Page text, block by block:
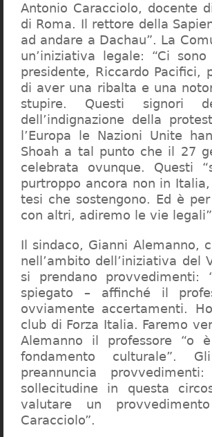
Antonio Caracciolo, docente
di Roma. Il rettore della
ad andare a Dachau”. La
un’iniziativa legale: “Ci
presidente, Riccardo Pacifici,
di aver una ribalta e una
stupire. Questi signori
dell’indignazione della
l’Europa le Nazioni Unite
Shoah a tal punto che il 27
celebrata ovunque. Questi
purtroppo ancora non in
tesi che sostengono. Ed è
con altri, adiremo le vie
Il sindaco, Gianni Alemanno,
nell’ambito dell’iniziativa del
si prendano
spiegato – affinché il
ovviamente accertamenti.
club di Forza Italia. Faremo
Alemanno il professore “o
fondamento culturale”.
preannuncia
sollecitudine in questa
valutare un
Caracciolo”.